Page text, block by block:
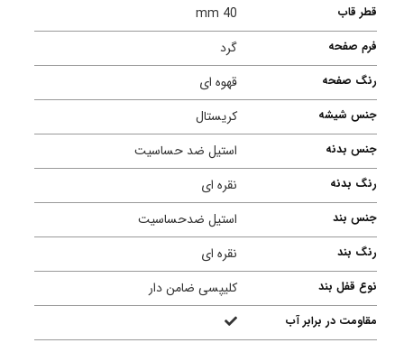
قطر قاب 40 mm
فرم صفحه گرد
رنگ صفحه قهوه ای
جنس شیشه کریستال
جنس بدنه استیل ضد حساسیت
رنگ بدنه نقره ای
جنس بند استیل ضدحساسیت
رنگ بند نقره ای
نوع قفل بند کلیپسی ضامن دار
مقاومت در برابر آب